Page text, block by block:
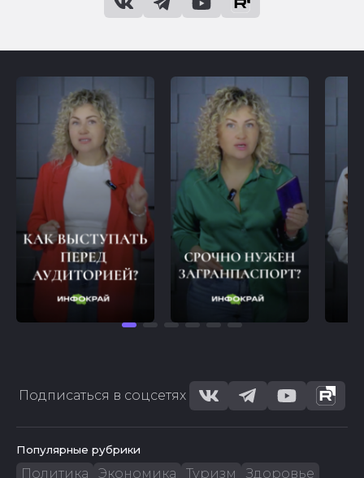
Подписаться в соцсетях
Популярные рубрики
Политика Экономика Туризм Здоровье